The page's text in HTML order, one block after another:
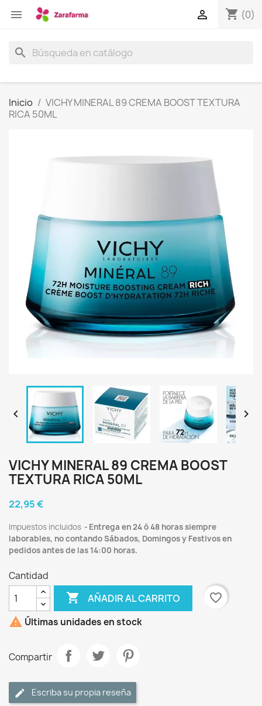
 shopping_cart (0)

search
Inicio
VICHY MINERAL 89 CREMA BOOST TEXTURA
RICA 50ML
 
VICHY MINERAL 89 CREMA BOOST
TEXTURA RICA 50ML
22,95 €
Impuestos incluidos
Entrega en 24 ó 48 horas siempre
laborables, no contando Sábados, Domingos y Festivos en
pedidos antes de las 14:00 horas.
Cantidad
 AÑADIR AL CARRITO
favorite_border
 Últimas unidades en stock
Compartir
Escriba su propia reseña